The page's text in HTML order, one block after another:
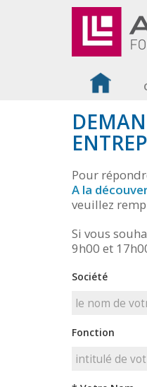
Pour
A la
veuillez
Si vous
9h00 et
Société
Fonction